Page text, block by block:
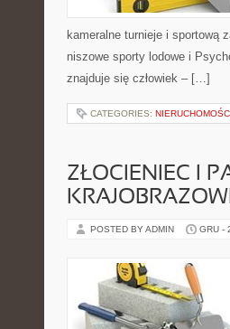
kameralne turnieje i sportową
niszowe sporty lodowe i
znajduje się człowiek – […]
CATEGORIES:
ZŁOCIENIEC I
POSTED BY ADMIN GRU -